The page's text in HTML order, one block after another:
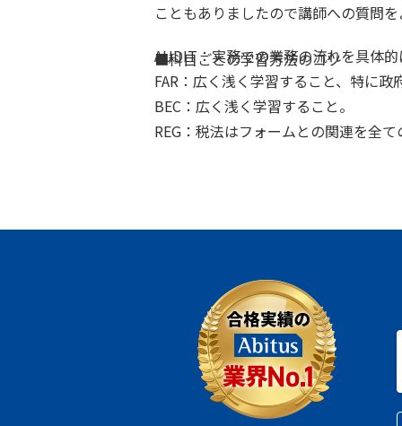
こともありましたので講師への質問
■科目ごとの学習方法のコツ
AUDIT：実務での業務の流れを具体
FAR：広く浅く学習すること、特に政
BEC：広く浅く学習すること。
REG：税法はフォームとの関連を全